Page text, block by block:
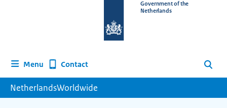
homepage
Government of the
Netherlands
Menu Contact Search
NetherlandsWorldwide